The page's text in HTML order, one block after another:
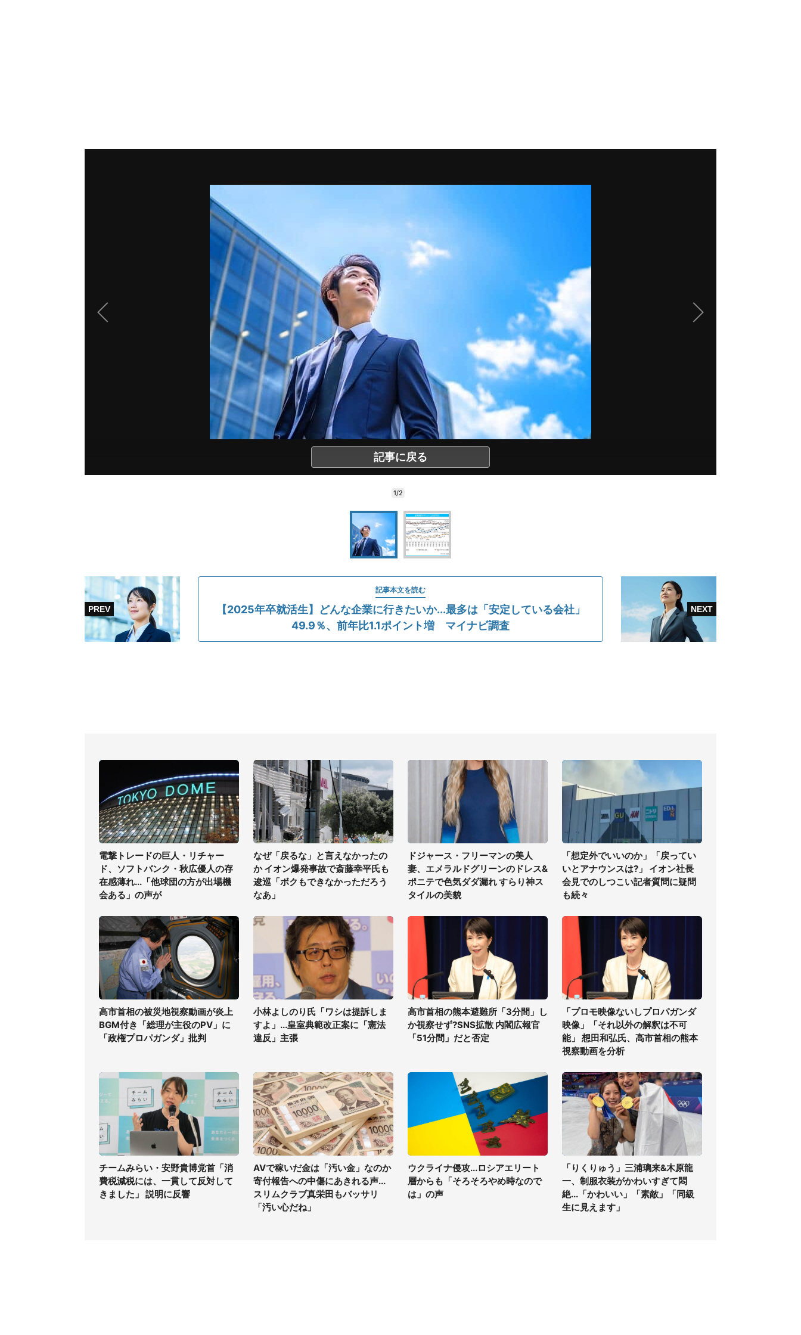
記事に戻る
1/2
記事本文を読む
【2025年卒就活生】どんな企業に行きたいか...最多は「安定している会社」
49.9％、前年比1.1ポイント増 マイナビ調査
電撃トレードの巨人・リチャー
ド、ソフトバンク・秋広優人の存
在感薄れ...「他球団の方が出場機
会ある」の声が
なぜ「戻るな」と言えなかったの
か イオン爆発事故で斎藤幸平氏も
逡巡「ボクもできなかっただろう
なあ」
ドジャース・フリーマンの美人
妻、エメラルドグリーンのドレス&
ポニテで色気ダダ漏れ すらり神ス
タイルの美貌
「想定外でいいのか」「戻ってい
いとアナウンスは?」 イオン社長
会見でのしつこい記者質問に疑問
も続々
高市首相の被災地視察動画が炎上
BGM付き「総理が主役のPV」に
「政権プロパガンダ」批判
小林よしのり氏「ワシは提訴しま
すよ」...皇室典範改正案に「憲法
違反」主張
高市首相の熊本避難所「3分間」し
か視察せず?SNS拡散 内閣広報官
「51分間」だと否定
「プロモ映像ないしプロパガンダ
映像」「それ以外の解釈は不可
能」 想田和弘氏、高市首相の熊本
視察動画を分析
チームみらい・安野貴博党首「消
費税減税には、一貫して反対して
きました」 説明に反響
AVで稼いだ金は「汚い金」なのか
寄付報告への中傷にあきれる声...
スリムクラブ真栄田もバッサリ
「汚い心だね」
ウクライナ侵攻...ロシアエリート
層からも「そろそろやめ時なので
は」の声
「りくりゅう」三浦璃来&木原龍
一、制服衣装がかわいすぎて悶
絶...「かわいい」「素敵」「同級
生に見えます」